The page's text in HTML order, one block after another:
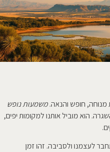
מנוחה, חופש והנאה.משמעות נופש
הוא מוביל אותנו למקומות יפים,
לעצמנו ולסביבה. זהו זמן